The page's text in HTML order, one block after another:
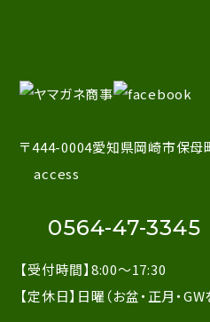
〒444-0004愛知県岡崎市保母
access
0564-47-3345
【受付時間】8:00～17:30
【定休日】日曜（お盆・正月・GW